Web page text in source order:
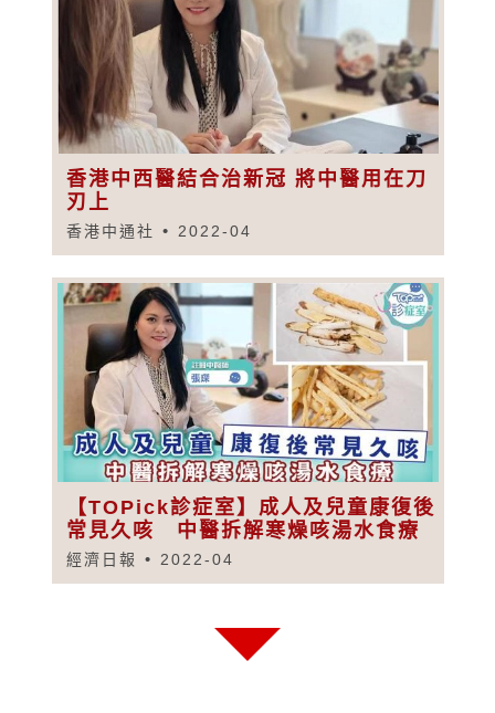
香港中西醫結合治新冠 將中醫用在刀
刃上
香港中通社 2022-04
【TOPick診症室】成人及兒童康復後
常見久咳 中醫拆解寒燥咳湯水食療
經濟日報 2022-04